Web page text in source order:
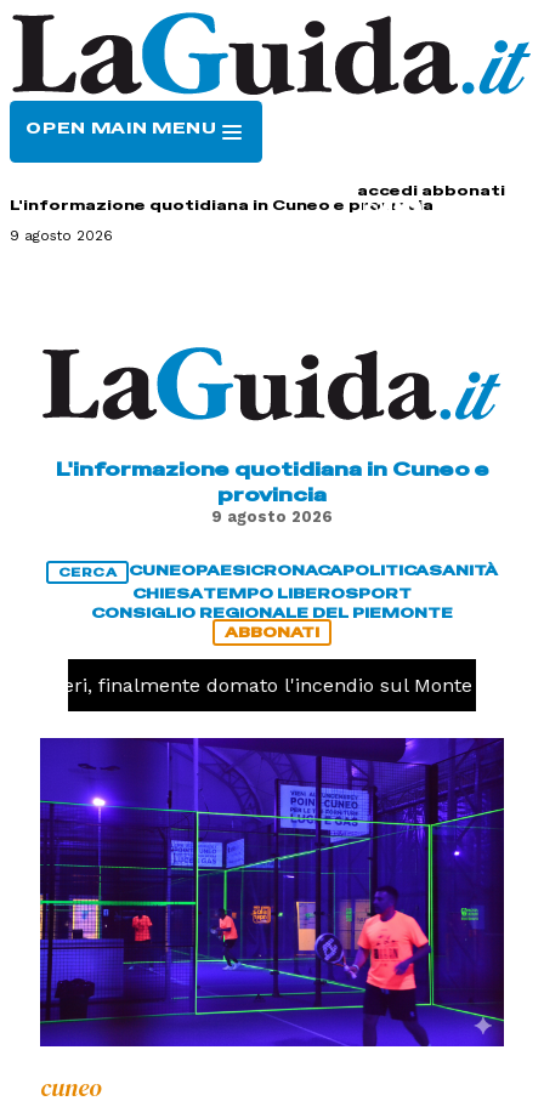
OPEN MAIN MENU
accedi abbonati
L'informazione quotidiana in Cuneo e provincia
9 agosto 2026
L'informazione quotidiana in Cuneo e
provincia
9 agosto 2026
CERCA CUNEOPAESICRONACAPOLITICASANITÀ
CHIESATEMPO LIBEROSPORT
CONSIGLIO REGIONALE DEL PIEMONTE
ABBONATI
finalmente domato l'incendio sul Monte Piastra
cuneo